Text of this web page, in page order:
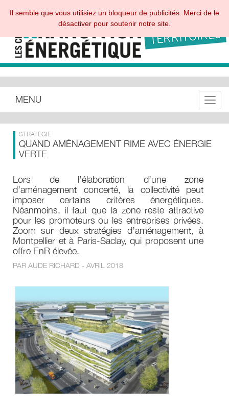
MENU
STRATÉGIE
QUAND AMÉNAGEMENT RIME AVEC ÉNERGIE
VERTE
Lors de l’élaboration d’une zone
d’aménagement concerté, la collectivité peut
imposer certains critères énergétiques.
Néanmoins, il faut que la zone reste attractive
pour les promoteurs ou les entreprises privées.
Zoom sur deux stratégies d’aménagement, à
Montpellier et à Paris-Saclay, qui proposent une
offre EnR élevée.
PAR AUDE RICHARD - AVRIL 2018
Il semble que vous utilisiez un bloqueur de publicités. Merci de le
désactiver pour soutenir notre site.